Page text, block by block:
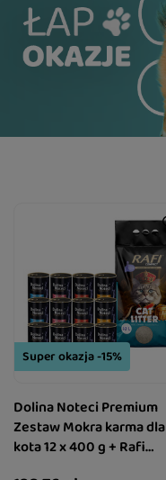
Super okazja -15%
Dolina Noteci Premium
Zestaw Mokra karma dla
kota 12 x 400 g + Rafi